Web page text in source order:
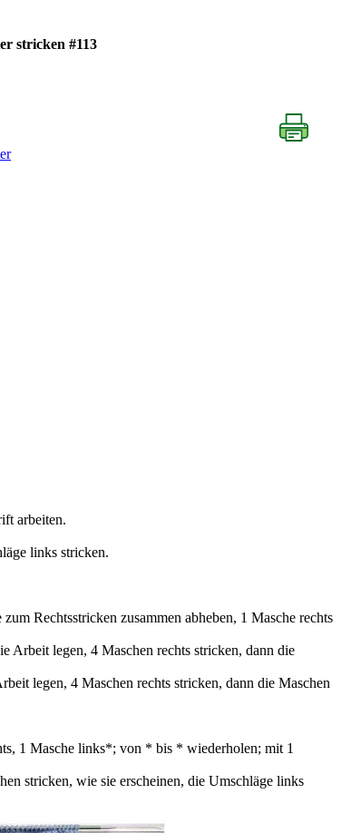
stricken #113
arbeiten.
links stricken.
Rechtsstricken zusammen abheben, 1 Masche rechts
Arbeit legen, 4 Maschen rechts stricken, dann die
legen, 4 Maschen rechts stricken, dann die Maschen
1 Masche links*; von * bis * wiederholen; mit 1
stricken, wie sie erscheinen, die Umschläge links